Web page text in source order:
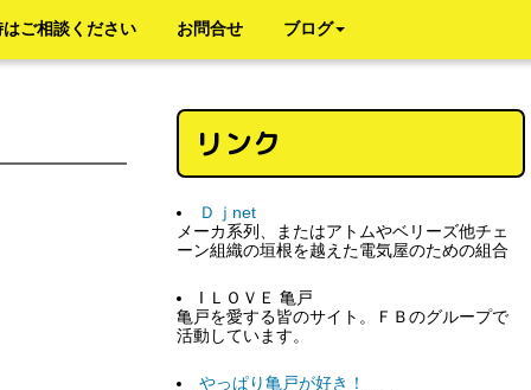
はご相談ください お問合せ ブログ
リンク
Ｄｊnet
メーカ系列、またはアトムやベリーズ他チェ
ーン組織の垣根を越えた電気屋のための組合
I ＬＯＶＥ 亀戸
亀戸を愛する皆のサイト。ＦＢのグループで
活動しています。
やっぱり亀戸が好き！